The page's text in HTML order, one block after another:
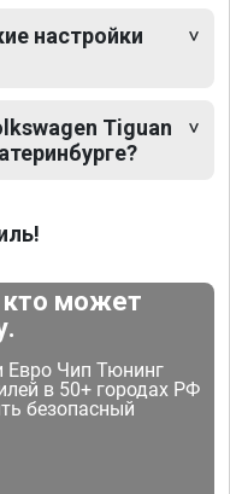
настройки
Tiguan
может
Евро Чип Тюнинг
в 50+ городах РФ
безопасный